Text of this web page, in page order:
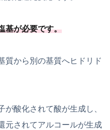
基が必要です。
質から別の基質へヒドリド
酸化されて酸が生成し、
元されてアルコールが生成